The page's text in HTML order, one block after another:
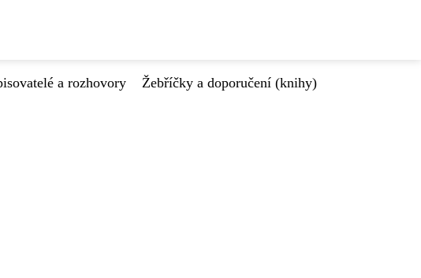
a rozhovory Žebříčky a doporučení (knihy)